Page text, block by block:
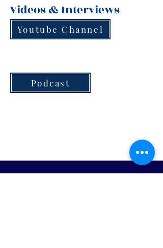
Videos & Interviews
Youtube Channel
Podcast